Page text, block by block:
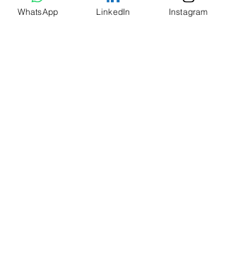
WhatsApp LinkedIn Instagram